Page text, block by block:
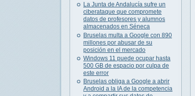
La Junta de Andalucía sufre un
ciberataque que compromete
datos de profesores y alumnos
almacenados en Séneca
Bruselas multa a Google con 890
millones por abusar de su
posición en el mercado
Windows 11 puede ocupar hasta
500 GB de espacio por culpa de
este error
Bruselas obliga a Google a abrir
Android a la IA de la competencia